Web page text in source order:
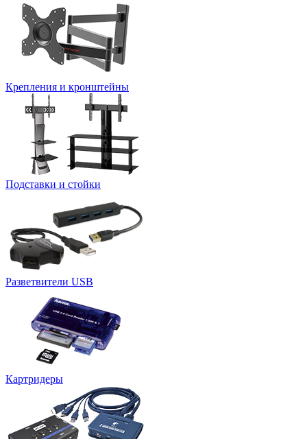
Крепления и кронштейны
Подставки и стойки
Разветвители USB
Картридеры